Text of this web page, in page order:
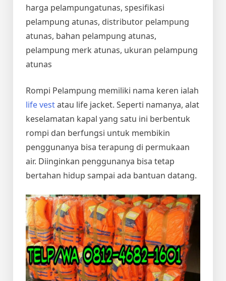
harga pelampungatunas, spesifikasi
pelampung atunas, distributor pelampung
atunas, bahan pelampung atunas,
pelampung merk atunas, ukuran pelampung
atunas
Rompi Pelampung memiliki nama keren ialah
life vestatau life jacket. Seperti namanya, alat
keselamatan kapal yang satu ini berbentuk
rompi dan berfungsi untuk membikin
penggunanya bisa terapung di permukaan
air. Diinginkan penggunanya bisa tetap
bertahan hidup sampai ada bantuan datang.